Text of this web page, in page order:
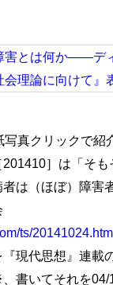
写真クリックで紹
］は「そも
は（ほぼ）障害
ts/20141024.htm
現代思想』連載
書いてそれを04/